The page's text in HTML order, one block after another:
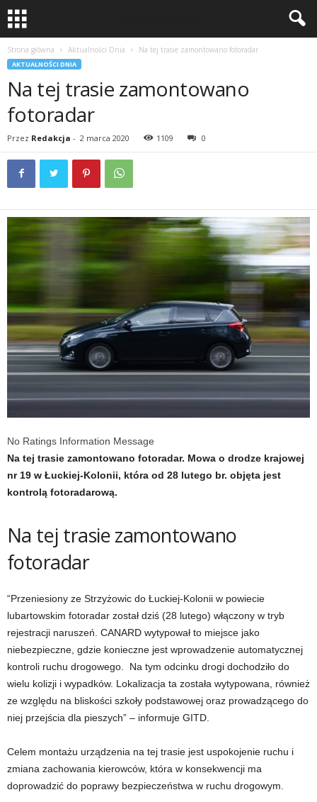
Strona główna Aktualności Dnia Na tej trasie zamontowano fotoradar
AKTUALNOŚCI DNIA
Na tej trasie zamontowano
fotoradar
Przez Redakcja - 2 marca 2020 1109 0
No Ratings Information Message
Na tej trasie zamontowano fotoradar. Mowa o drodze krajowej
nr 19 w Łuckiej-Kolonii, która od 28 lutego br. objęta jest
kontrolą fotoradarową.
Na tej trasie zamontowano
fotoradar
“Przeniesiony ze Strzyżowic do Łuckiej-Kolonii w powiecie
lubartowskim fotoradar został dziś (28 lutego) włączony w tryb
rejestracji naruszeń. CANARD wytypował to miejsce jako
niebezpieczne, gdzie konieczne jest wprowadzenie automatycznej
kontroli ruchu drogowego. Na tym odcinku drogi dochodziło do
wielu kolizji i wypadków. Lokalizacja ta została wytypowana, również
ze względu na bliskości szkoły podstawowej oraz prowadzącego do
niej przejścia dla pieszych” – informuje GITD.
Celem montażu urządzenia na tej trasie jest uspokojenie ruchu i
zmiana zachowania kierowców, która w konsekwencji ma
doprowadzić do poprawy bezpieczeństwa w ruchu drogowym.